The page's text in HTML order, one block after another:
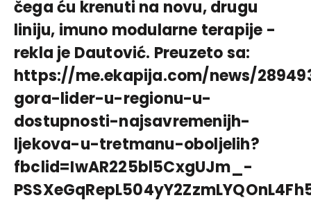
čega ću krenuti na novu, drugu
liniju, imuno modularne terapije -
rekla je Dautović. Preuzeto sa:
https://me.ekapija.com/news/
gora-lider-u-regionu-u-
dostupnosti-najsavremenijh-
ljekova-u-tretmanu-oboljelih?
fbclid=IwAR225bl5CxgUJm_-